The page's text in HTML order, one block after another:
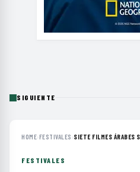
SIGUIENTE
HOME›FESTIVALES ›SIETE FILMES ÁRABES
FESTIVALES